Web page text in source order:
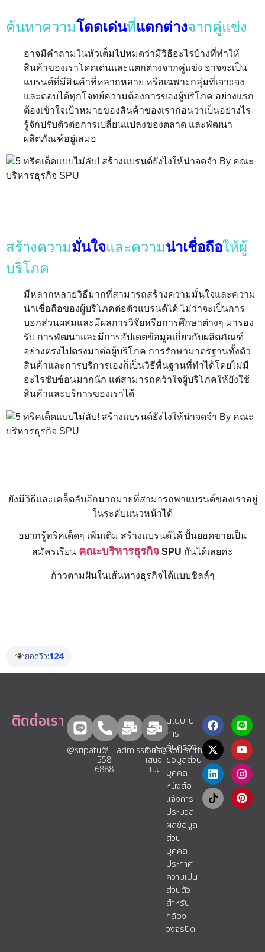
ค้นหาความโดดเด่นที่แตกต่างจากคู่แข่ง
อาจมีคำถามในหัวเต็มไปหมดว่ามีวิธีอะไรบ้างที่ทำให้
สินค้าของเราโดดเด่นและแตกต่างจากคู่แข่ง อาจจะเป็น
แบรนด์ที่มีสินค้าที่หลากหลาย หรือเฉพาะกลุ่มที่เจาะจง
และตอบได้ทุกโจทย์ความต้องการของผู้บริโภค อย่างแรก
ต้องเข้าใจเป้าหมายของสินค้าของเราก่อนว่าเป็นอย่างไร
รู้จักปรับตัวต่อการเปลี่ยนแปลงของตลาด และพัฒนา
ผลิตภัณฑ์อยู่เสมอ
สร้างความมั่นใจและความน่าเชื่อถือให้ผู้
บริโภค
มีหลากหลายวิธีมากที่สามารถสร้างความมั่นใจและความ
น่าเชื่อถือของผู้บริโภคต่อตัวแบรนด์ได้ ไม่ว่าจะเป็นการ
บอกส่วนผสมและมีผลการวิจัยหรือการศึกษาต่างๆ มารอง
รับ การพัฒนาและมีการอัปเดตข้อมูลเกี่ยวกับผลิตภัณฑ์
อย่างตรงไปตรงมาต่อผู้บริโภค การรักษามาตรฐานทั้งตัว
สินค้าและการบริการเองก็เป็นวิธีพื้นฐานที่ทำได้โดยไม่มี
อะไรซับซ้อนมากนัก แต่สามารถคว้าใจผู้บริโภคให้ยังใช้
สินค้าและบริการของเราได้
ยังมีวิธีและเคล็ดลับอีกมากมายที่สามารถพาแบรนด์ของเราอยู่
ในระดับแนวหน้าได้
อยากรู้ทริคเด็ดๆ เพิ่มเติม สร้างแบรนด์ได้ ปั้นยอดขายเป็น
สมัครเรียน คณะบริหารธุรกิจ SPU กันได้เลยค่ะ
ก้าวตามฝันในเส้นทางธุรกิจได้แบบชิลล์ๆ
ยอดวิว:124
ติดต่อเรา
@sripatum
02
558
6888
admissions@spu.ac.th
รับข้อ
เสนอ
แนะ​
นโยบาย
การ
คุ้มครอง
ข้อมูลส่วน
บุคคล
หนังสือ
แจ้งการ
ประมวล
ผลข้อมูล
ส่วน
บุคคล
ประกาศ
ความเป็น
ส่วนตัว
สำหรับ
กล้อง
วงจรปิด